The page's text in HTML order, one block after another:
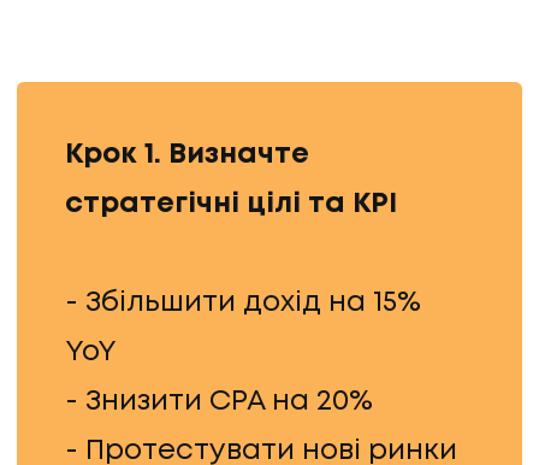
Крок 1. Визначте
стратегічні цілі та KPI
- Збільшити дохід на 15%
YoY
- Знизити CPA на 20%
- Протестувати нові ринки